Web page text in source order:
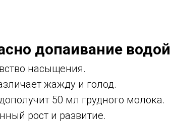
допаивание водой
насыщения.
жажду и голод.
50 мл грудного молока.
рост и развитие.